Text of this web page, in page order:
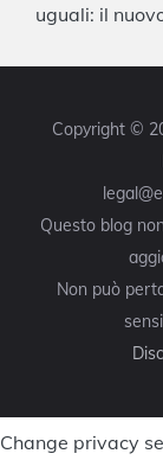
uguali: il
Copyright ©
Questo blog
Non può
Change privacy